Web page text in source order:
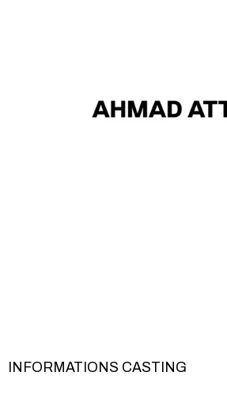
INFORMATIONS CASTING